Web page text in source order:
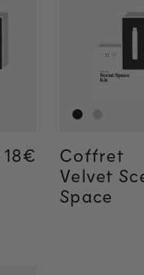
Regular price
18€
Regular price
18€
Coffret
Velvet
Space